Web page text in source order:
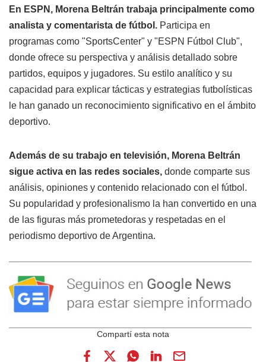
En ESPN, Morena Beltrán trabaja principalmente como
analista y comentarista de fútbol. Participa en
programas como "SportsCenter" y "ESPN Fútbol Club",
donde ofrece su perspectiva y análisis detallado sobre
partidos, equipos y jugadores. Su estilo analítico y su
capacidad para explicar tácticas y estrategias futbolísticas
le han ganado un reconocimiento significativo en el ámbito
deportivo.
Además de su trabajo en televisión, Morena Beltrán
sigue activa en las redes sociales, donde comparte sus
análisis, opiniones y contenido relacionado con el fútbol.
Su popularidad y profesionalismo la han convertido en una
de las figuras más prometedoras y respetadas en el
periodismo deportivo de Argentina.